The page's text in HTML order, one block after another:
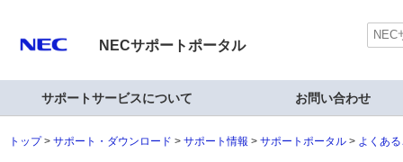
NECサポートポータル
サポートサービスについて お問い合わせ
トップ サポート・ダウンロード サポート情報 サポートポータル よくあ